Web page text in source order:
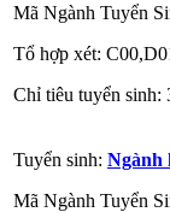
Mã Ngành Tuyển
Tổ hợp xét:
Chỉ tiêu tuyển sinh:
Tuyển sinh: Ngành
Mã Ngành Tuyển